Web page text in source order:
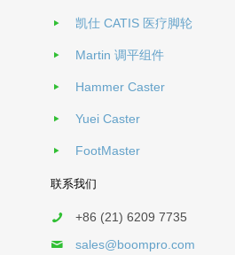
凯仕 CATIS 医疗脚轮
Martin 调平组件
Hammer Caster
Yuei Caster
FootMaster
联系我们
+86 (21) 6209 7735
sales@boompro.com